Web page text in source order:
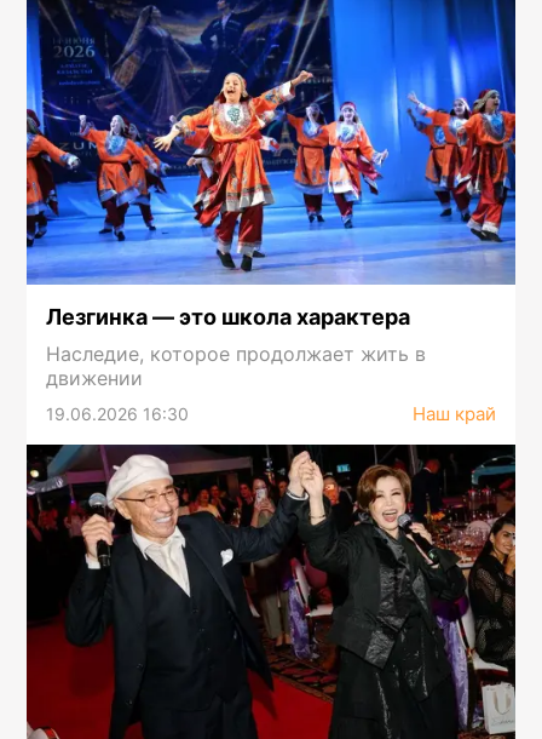
Лезгинка — это школа характера
Наследие, которое продолжает жить в
движении
19.06.2026 16:30 Наш край